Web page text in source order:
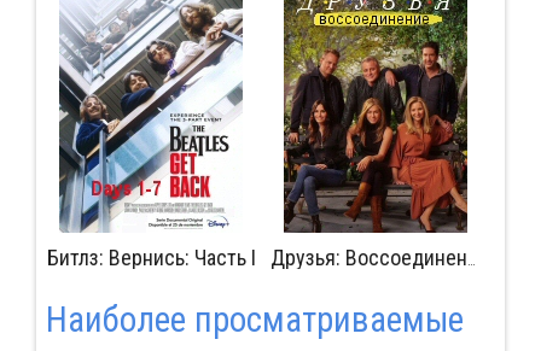
Битлз: Вернись: Часть I Друзья: Воссоединение
Наиболее просматриваемые